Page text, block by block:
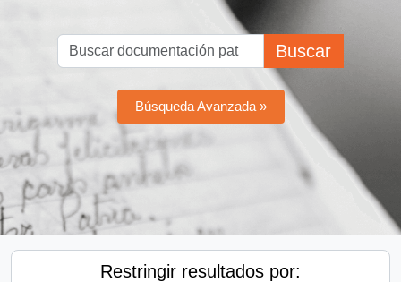
Buscar
Búsqueda Avanzada »
Restringir resultados por: